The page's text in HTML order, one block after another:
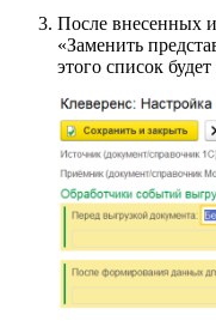
После внесенных
«Заменить
этого список